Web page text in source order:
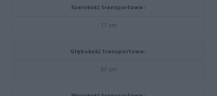
Szerokość transportowa:
17 cm
Głębokość transportowa:
37 cm